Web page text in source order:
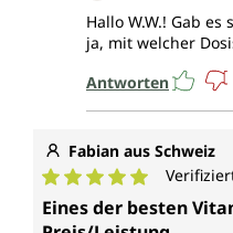
Hallo W.W.! Gab
ja, mit welcher
Antworten
Fabian aus Schweiz
Durchschnittliche
Eines der besten